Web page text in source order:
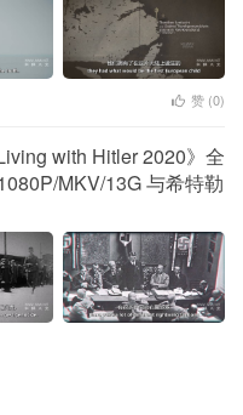
赞 (0)
with Hitler 2020》全
MKV/13G 与希特勒